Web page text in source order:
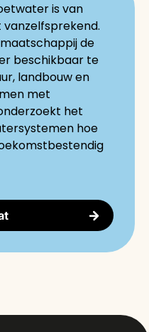
is van
de
beschikbaar te
landbouw en
met
het
hoe